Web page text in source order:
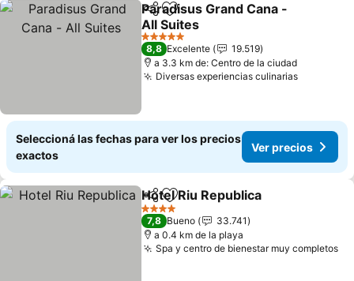
CompartirAñadir a favoritos
Paradisus Grand Cana -
All Suites
Ver precios
5 Estrellas
8,8 Excelente
19.519
a 3.3 km de: Centro de la ciudad
Diversas experiencias culinariasVer
Seleccioná las fechas para ver los precios
exactos
Ver precios
CompartirAñadir a favoritos
Hotel Riu Republica
4 Estrellas
7,8 Bueno
33.741
a 0.4 km de la playa
Spa y centro de bienestar muy completos